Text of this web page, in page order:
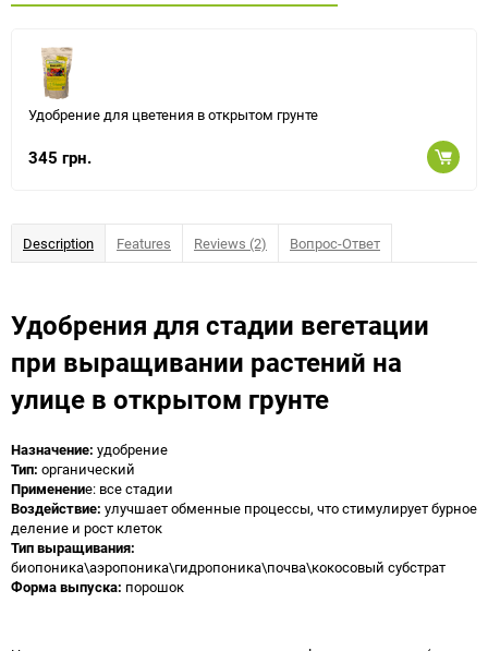
Удобрение для цветения в открытом грунте
345 грн.
Description Features Reviews (2) Вопрос-Ответ
Удобрения для стадии вегетации
при выращивании растений на
улице в открытом грунте
Назначение: удобрение
Тип: органический
Применение: все стадии
Воздействие: улучшает обменные процессы, что стимулирует бурное
деление и рост клеток
Тип выращивания:
биопоника\аэропоника\гидропоника\почва\кокосовый субстрат
Форма выпуска: порошок